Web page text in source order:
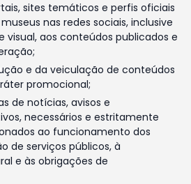
sites temáticos e perfis oficiais
nas redes sociais, inclusive
visual, aos conteúdos publicados e
e da veiculação de conteúdos
promocional;
de notícias, avisos e
necessários e estritamente
ao funcionamento dos
de serviços públicos, à
e às obrigações de